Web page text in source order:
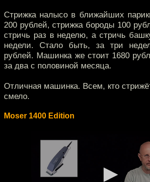
Стрижка налысо в ближайших
200 рублей, стрижка бороды 100
стричь раз в неделю, а стричь
недели. Стало быть, за три
рублей. Машинка же стоит 1680
за два с половиной месяца.
Отличная машинка. Всем, кто
смело.
Moser 1400 Edition